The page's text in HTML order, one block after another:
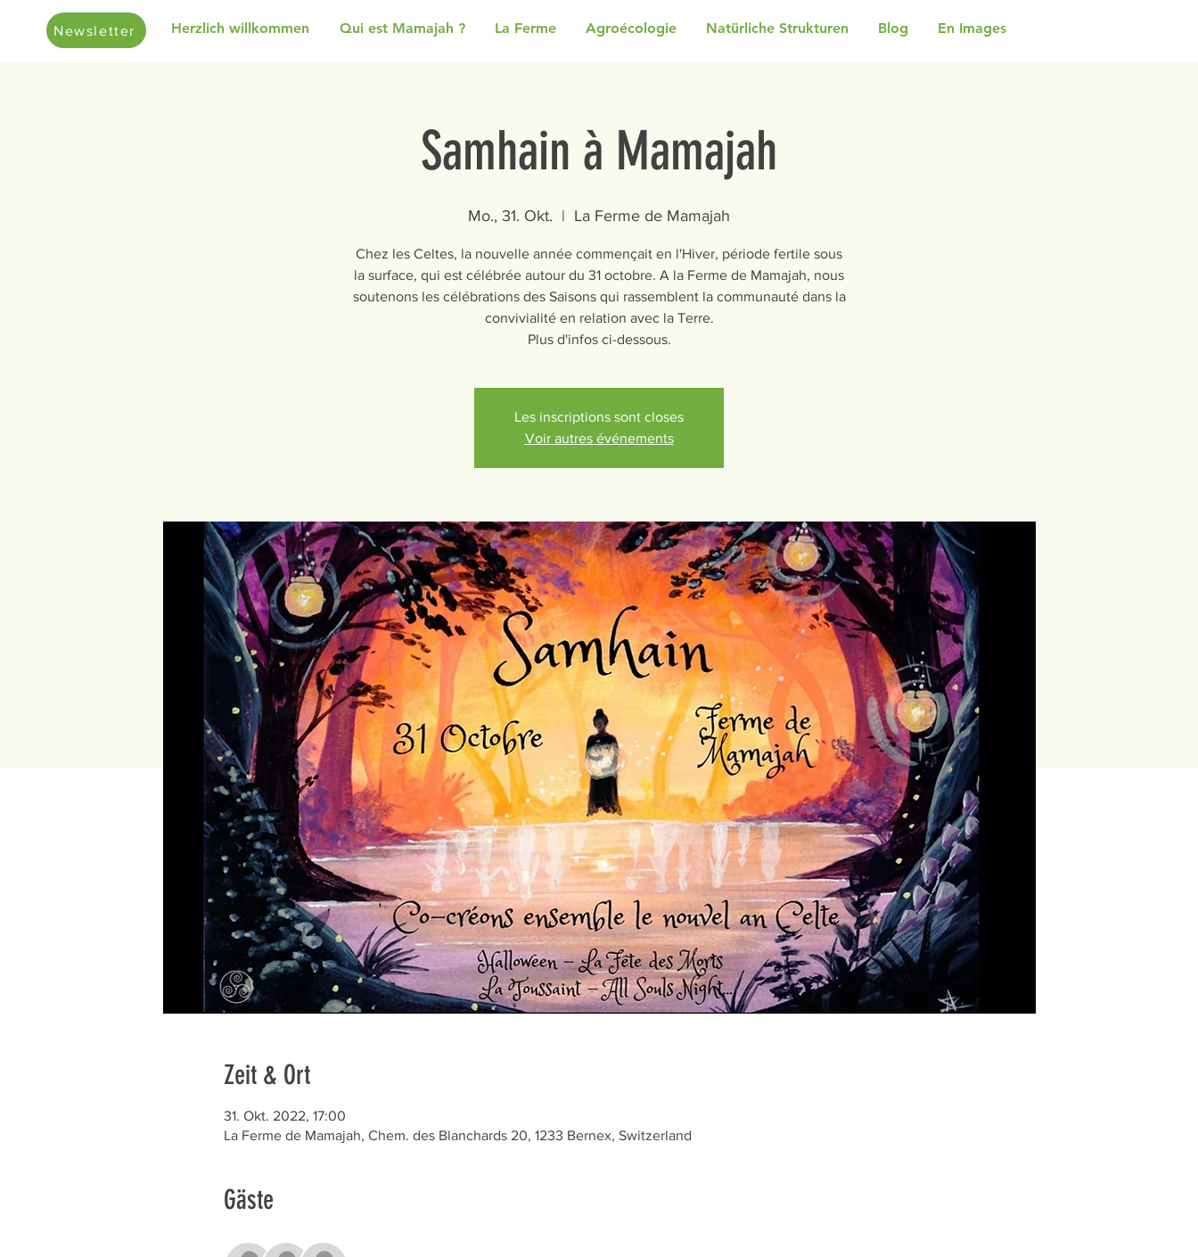
Newsletter Herzlich willkommen Qui est Mamajah ? La Ferme Agroécologie Natürliche Strukturen Blog En Images
Samhain à Mamajah
Mo., 31. Okt.
  |
La Ferme de Mamajah
Chez les Celtes, la nouvelle année commençait en l'Hiver, période fertile sous
la surface, qui est célébrée autour du 31 octobre. A la Ferme de Mamajah, nous
soutenons les célébrations des Saisons qui rassemblent la communauté dans la
convivialité en relation avec la Terre.
Plus d'infos ci-dessous.
Les inscriptions sont closes
Voir autres événements
Zeit & Ort
31. Okt. 2022, 17:00
La Ferme de Mamajah, Chem. des Blanchards 20, 1233 Bernex, Switzerland
Gäste